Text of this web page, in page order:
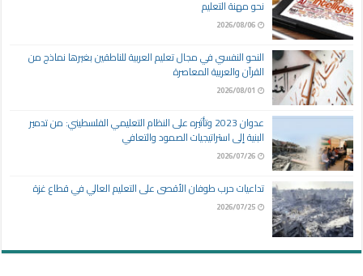
نحو مهنة التعليم
2026/08/06
النحو النفسي في مجال تعليم العربية للناطقين بغيرها نماذج من
القرآن والعربية المعاصرة
2026/08/01
عدوان 2023 وتأثيره على النظام التعليمي الفلسطيني: من تدمير
البنية إلى استراتيجيات الصمود والتعافي
2026/07/26
تداعيات حرب طوفان الأقصى على التعليم العالي في قطاع غزة
2026/07/25